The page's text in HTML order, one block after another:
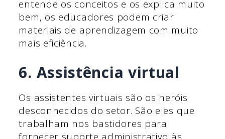
entende os conceitos e os explica muito
bem, os educadores podem criar
materiais de aprendizagem com muito
mais eficiência.
6. Assistência virtual
Os assistentes virtuais são os heróis
desconhecidos do setor. São eles que
trabalham nos bastidores para